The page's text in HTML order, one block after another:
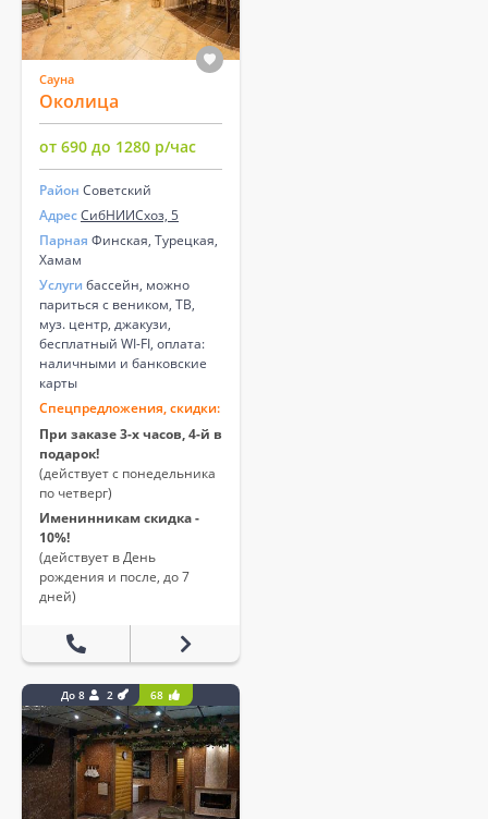
Сауна
Околица
от 690 до 1280 р/час
Район Советский
АдресСибНИИСхоз, 5
Парная Финская, Турецкая,
Хамам
Услуги бассейн, можно
париться с веником, ТВ,
муз. центр, джакузи,
бесплатный WI-FI, оплата:
наличными и банковские
карты
Спецпредложения, скидки:
При заказе 3-х часов, 4-й в
подарок!
(действует с понедельника
по четверг)
Именинникам скидка -
10%!
(действует в День
рождения и после, до 7
дней)
До 8 2 68